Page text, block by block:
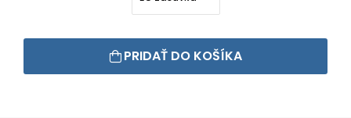
PRIDAŤ DO KOŠÍKA